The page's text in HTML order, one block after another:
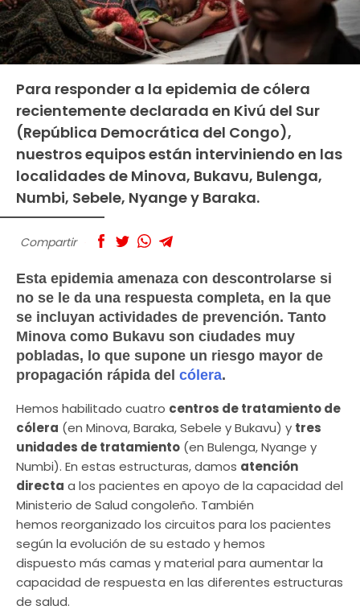
Para responder a la epidemia de cólera
recientemente declarada en Kivú del Sur
(República Democrática del Congo),
nuestros equipos están interviniendo en las
localidades de Minova, Bukavu, Bulenga,
Numbi, Sebele, Nyange y Baraka.
Compartir
Esta epidemia amenaza con descontrolarse si
no se le da una respuesta completa, en la que
se incluyan actividades de prevención. Tanto
Minova como Bukavu son ciudades muy
pobladas, lo que supone un riesgo mayor de
propagación rápida del cólera.
Hemos habilitado cuatro centros de tratamiento de
cólera (en Minova, Baraka, Sebele y Bukavu) y tres
unidades de tratamiento (en Bulenga, Nyange y
Numbi). En estas estructuras, damos atención
directa a los pacientes en apoyo de la capacidad del
Ministerio de Salud congoleño. También
hemos reorganizado los circuitos para los pacientes
según la evolución de su estado y hemos
dispuesto más camas y material para aumentar la
capacidad de respuesta en las diferentes estructuras
de salud.